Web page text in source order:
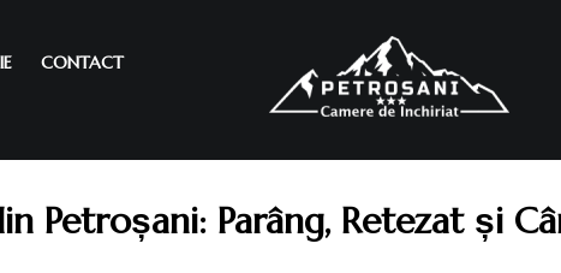
CONTACT
Petroșani: Parâng, Retezat și